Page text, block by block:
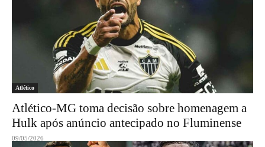
Atlético
Atlético-MG toma decisão sobre homenagem a
Hulk após anúncio antecipado no Fluminense
09/05/2026